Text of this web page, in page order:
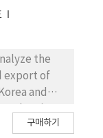
선진국에
. 2017년부터
직접투자 활
이 지지되었
으로 일관되
성에 따라 달
외직접투자
과 피드백 연
the
export of
and
구매하기